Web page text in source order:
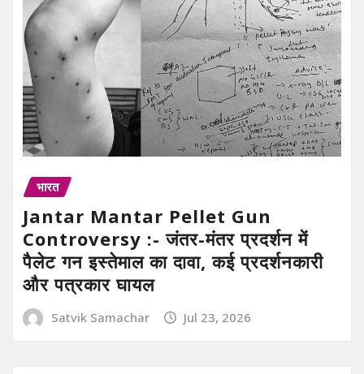
भारत
Jantar Mantar Pellet Gun
Controversy :- जंतर-मंतर प्रदर्शन में
पैलेट गन इस्तेमाल का दावा, कई प्रदर्शनकारी
और पत्रकार घायल
Satvik Samachar Jul 23, 2026